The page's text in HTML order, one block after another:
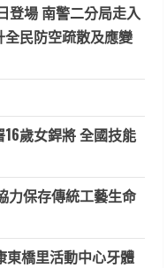
登場 南警二分局走入
民防空疏散及應變
歲女銲將 全國技能
力保存傳統工藝生命
東橋里活動中心牙體